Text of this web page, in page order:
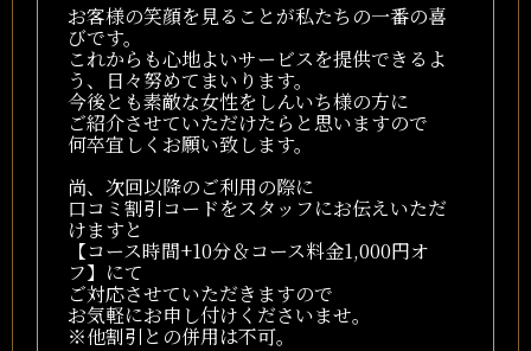
お客様の笑顔を見ることが私たちの一番の喜
びです。
これからも心地よいサービスを提供できるよ
う、日々努めてまいります。
今後とも素敵な女性をしんいち様の方に
ご紹介させていただけたらと思いますので
何卒宜しくお願い致します。
尚、次回以降のご利用の際に
口コミ割引コードをスタッフにお伝えいただ
けますと
【コース時間+10分＆コース料金1,000円オ
フ】にて
ご対応させていただきますので
お気軽にお申し付けくださいませ。
※他割引との併用は不可。